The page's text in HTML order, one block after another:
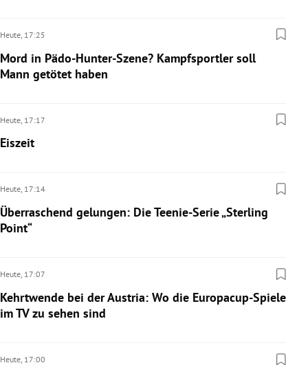
Heute, 17:25
Mord in Pädo-Hunter-Szene? Kampfsportler soll
Mann getötet haben
Heute, 17:17
Eiszeit
Heute, 17:14
Überraschend gelungen: Die Teenie-Serie „Sterling
Point“
Heute, 17:07
Kehrtwende bei der Austria: Wo die Europacup-Spiele
im TV zu sehen sind
Heute, 17:00